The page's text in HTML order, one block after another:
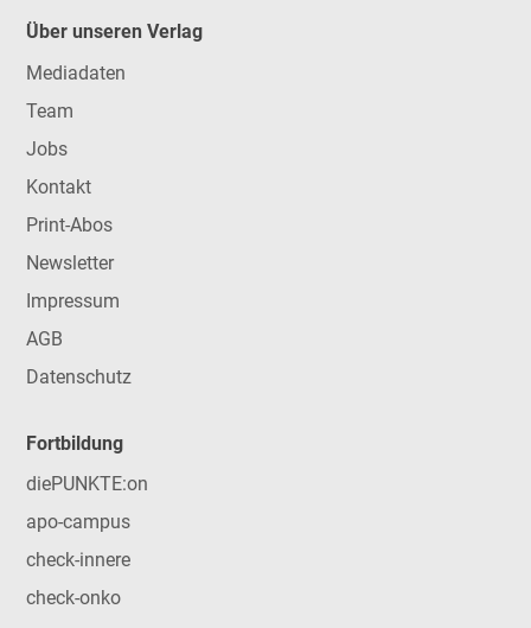
Über unseren Verlag
Mediadaten
Team
Jobs
Kontakt
Print-Abos
Newsletter
Impressum
AGB
Datenschutz
Fortbildung
diePUNKTE:on
apo-campus
check-innere
check-onko